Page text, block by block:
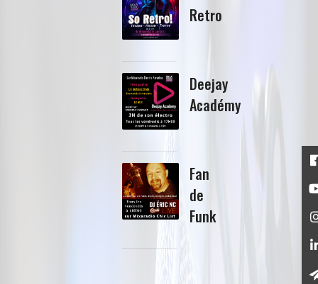
Retro
Deejay
Académy
Fan
de
Funk